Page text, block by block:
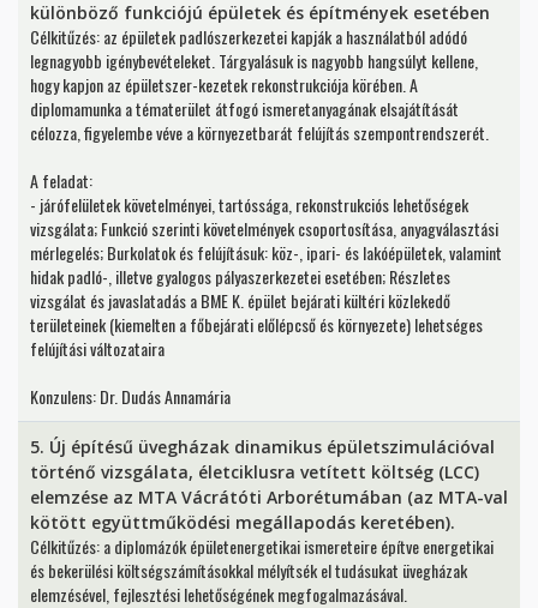
különböző funkciójú épületek és építmények esetében
Célkitűzés: az épületek padlószerkezetei kapják a használatból adódó
legnagyobb igénybevételeket. Tárgyalásuk is nagyobb hangsúlyt kellene,
hogy kapjon az épületszer-kezetek rekonstrukciója körében. A
diplomamunka a tématerület átfogó ismeretanyagának elsajátítását
célozza, figyelembe véve a környezetbarát felújítás szempontrendszerét.
A feladat:
- járófelületek követelményei, tartóssága, rekonstrukciós lehetőségek
vizsgálata; Funkció szerinti követelmények csoportosítása, anyagválasztási
mérlegelés; Burkolatok és felújításuk: köz-, ipari- és lakóépületek, valamint
hidak padló-, illetve gyalogos pályaszerkezetei esetében; Részletes
vizsgálat és javaslatadás a BME K. épület bejárati kültéri közlekedő
területeinek (kiemelten a főbejárati előlépcső és környezete) lehetséges
felújítási változataira
Konzulens: Dr. Dudás Annamária
5. Új építésű üvegházak dinamikus épületszimulációval
történő vizsgálata, életciklusra vetített költség (LCC)
elemzése az MTA Vácrátóti Arborétumában (az MTA-val
kötött együttműködési megállapodás keretében).
Célkitűzés: a diplomázók épületenergetikai ismereteire építve energetikai
és bekerülési költségszámításokkal mélyítsék el tudásukat üvegházak
elemzésével, fejlesztési lehetőségének megfogalmazásával.